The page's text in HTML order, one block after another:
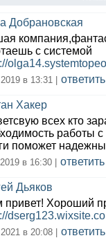
Добрановская
с системой
в 13:31 | ответить
Хакер
всех кто
работы
поможет
в 16:30 | ответить
Дьяков
привет! Хороший
в 20:08 | ответить